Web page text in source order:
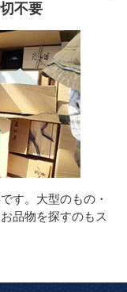
不要
す。大型のもの・
品物を探すのもス